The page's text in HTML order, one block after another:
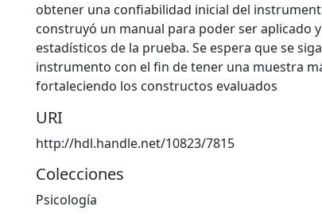
obtener una confiabilidad inicial del
construyó un manual para poder ser aplicado
estadísticos de la prueba. Se espera que se
instrumento con el fin de tener una muestra
fortaleciendo los constructos evaluados
URI
http://hdl.handle.net/10823/7815
Colecciones
Psicología